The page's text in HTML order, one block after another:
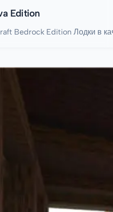
Edition
Bedrock Edition Лодки в